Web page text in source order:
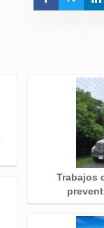
Trabajos